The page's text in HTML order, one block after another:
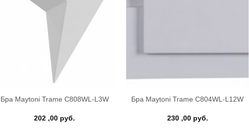
Бра Maytoni Trame C808WL-L3W
202 ,00 руб.
+
Бра Maytoni Trame C804WL-L12W
230 ,00 руб.